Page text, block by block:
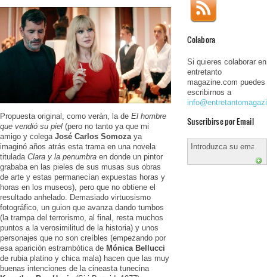
Propuesta original, como verán, la de El hombre
que vendió su piel (pero no tanto ya que mi
amigo y colega José Carlos Somozaya
imaginó años atrás esta trama en una novela
titulada Clara y la penumbra en donde un pintor
grababa en las pieles de sus musas sus obras
de arte y estas permanecían expuestas horas y
horas en los museos), pero que no obtiene el
resultado anhelado. Demasiado virtuosismo
fotográfico, un guion que avanza dando tumbos
(la trampa del terrorismo, al final, resta muchos
puntos a la verosimilitud de la historia) y unos
personajes que no son creíbles (empezando por
esa aparición estrambótica de Mónica Bellucci
de rubia platino y chica mala) hacen que las muy
buenas intenciones de la cineasta tunecina
Colabora
Si quieres colaborar en
entretanto
magazine.com puedes
escribirnos a
Suscribirse por Email